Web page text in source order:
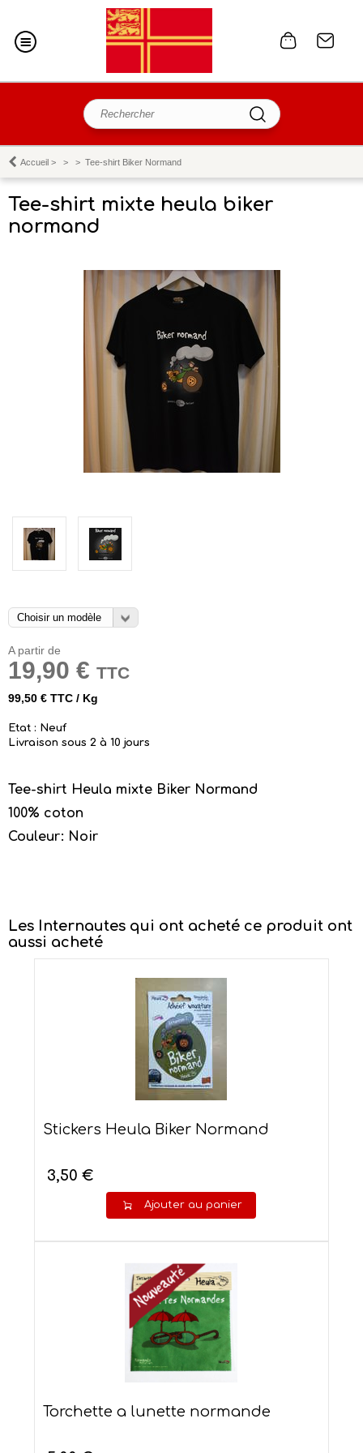
Accueil > > > Tee-shirt Biker Normand
Tee-shirt mixte heula biker
normand
A partir de
19,90 € TTC
99,50 € TTC / Kg
Etat : Neuf
Livraison sous 2 à 10 jours
Tee-shirt Heula mixte Biker Normand
100% coton
Couleur: Noir
Les Internautes qui ont acheté ce produit ont
aussi acheté
Stickers Heula Biker Normand
3,50 €
Ajouter au panier
Torchette a lunette normande